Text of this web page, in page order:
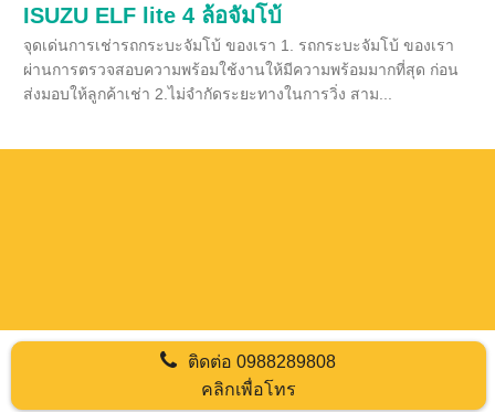
ISUZU ELF lite 4 ล้อจัมโบ้
จุดเด่นการเช่ารถกระบะจัมโบ้ ของเรา 1. รถกระบะจัมโบ้ ของเรา
ผ่านการตรวจสอบความพร้อมใช้งานให้มีความพร้อมมากที่สุด ก่อน
ส่งมอบให้ลูกค้าเช่า 2.ไม่จำกัดระยะทางในการวิ่ง สาม...
ติดต่อ0988289808
คลิกเพื่อโทร